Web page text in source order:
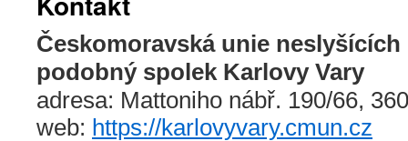
Českomoravská unie
podobný spolek Karlovy Vary
adresa: Mattoniho nábř. 190/66,
web: https://karlovyvary.cmun.cz